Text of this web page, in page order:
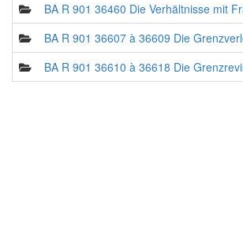
BA R 901 36460 Die Verhältnisse mit
BA R 901 36607 à 36609 Die
BA R 901 36610 à 36618 Die